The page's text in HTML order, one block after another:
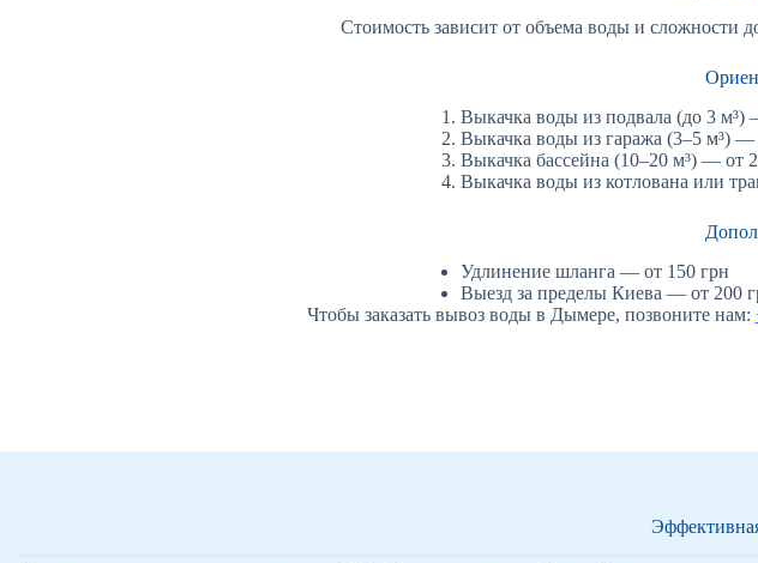
Стоимость зависит от объема воды и сложности
Выкачка воды из подвала (до 3 м³)
Выкачка воды из гаража (3–5 м³) —
Выкачка бассейна (10–20 м³) — от
Выкачка воды из котлована или
Удлинение шланга — от 150 грн
Выезд за пределы Киева — от 200
Чтобы заказать вывоз воды в Дымере, позвоните нам: